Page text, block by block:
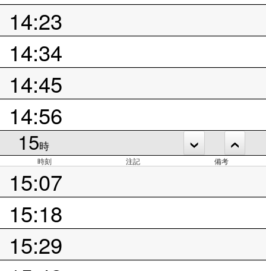
14:23
14:34
14:45
14:56
15時
時刻 注記 備考
15:07
15:18
15:29